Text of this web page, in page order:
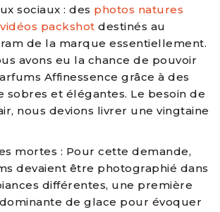
sociaux : des photos natures
packshot destinés au
de la marque essentiellement.
avons eu la chance de pouvoir
Affinessence grâce à des
sobres et élégantes. Le besoin de
nous devions livrer une vingtaine
mortes : Pour cette demande,
devaient être photographié dans
différentes, une première
de glace pour évoquer